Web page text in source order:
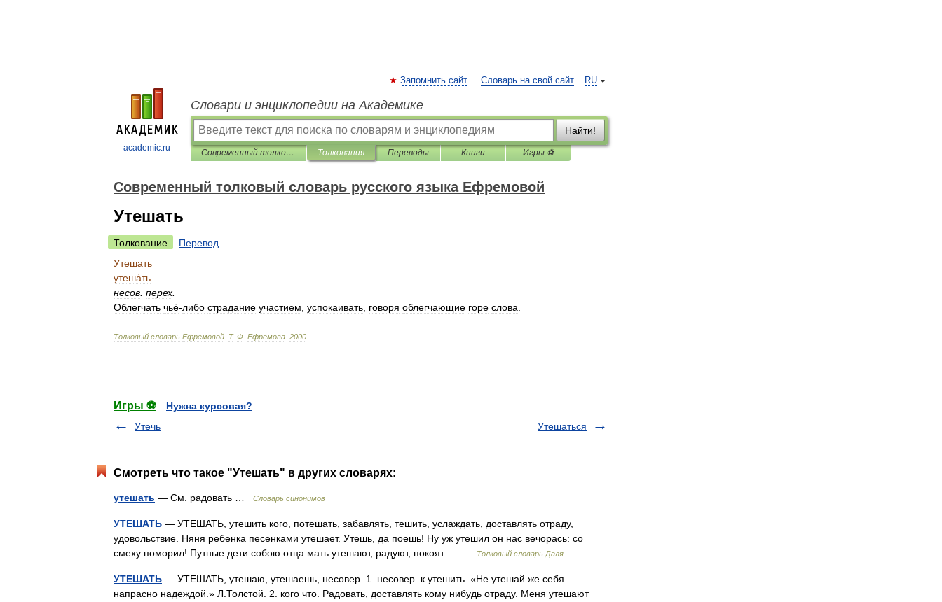
academic.ru
RU
Запомнить сайт Словарь на свой сайт
Словари и энциклопедии на Академике
Найти!
Современный толковый словарь русского языка Ефремовой Толкования Переводы Книги Игры ⚽
Современный толковый словарь русского языка Ефремовой
Утешать
Толкование
Перевод
Утешать
утеша́ть
несов перех
Облегчать чьё-либо страдание участием успокаивать говоря облегчающие горе слова
Толковый словарь Ефремовой Т. Ф Ефремова 2000
Игры ⚽
Нужна курсовая?
Утечь
Утешаться
Смотреть что такое "Утешать" в других словарях:
утешать — См. радовать … Словарь синонимов
УТЕШАТЬ — УТЕШАТЬ, утешить кого, потешать, забавлять, тешить, услаждать, доставлять отраду,
удовольствие. Няня ребенка песенками утешает. Утешь, да поешь! Ну уж утешил он нас вечорась: со
смеху поморил! Путные дети собою отца мать утешают, радуют, покоят.… …
Толковый словарь Даля
УТЕШАТЬ — УТЕШАТЬ, утешаю, утешаешь, несовер. 1. несовер. к утешить. «Не утешай же себя
напрасно надеждой.» Л.Толстой. 2. кого что. Радовать, доставлять кому нибудь отраду. Меня утешают